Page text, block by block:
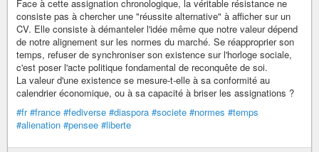
Face à cette assignation chronologique, la véritable résistance ne
consiste pas à chercher une "réussite alternative" à afficher sur un
CV. Elle consiste à démanteler l'idée même que notre valeur dépend
de notre alignement sur les normes du marché. Se réapproprier son
temps, refuser de synchroniser son existence sur l'horloge sociale,
c'est poser l'acte politique fondamental de reconquête de soi.
La valeur d'une existence se mesure-t-elle à sa conformité au
calendrier économique, ou à sa capacité à briser les assignations ?
#fr #france #fediverse #diaspora #societe #normes #temps
#alienation #pensee #liberte